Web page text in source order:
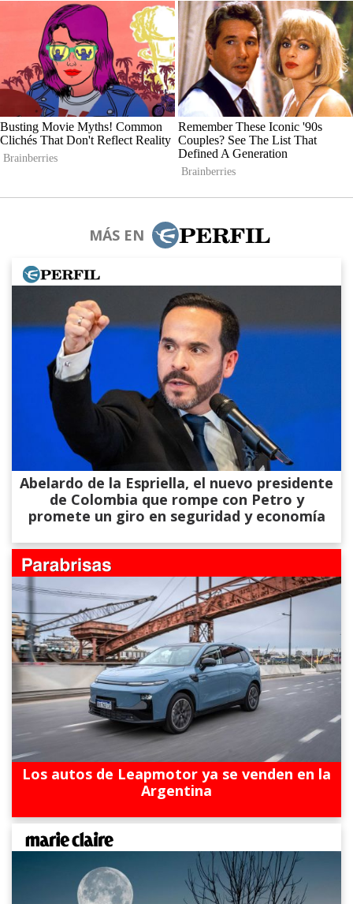
MÁS EN
Abelardo de la Espriella, el nuevo presidente
de Colombia que rompe con Petro y
promete un giro en seguridad y economía
Los autos de Leapmotor ya se venden en la
Argentina